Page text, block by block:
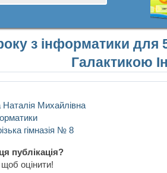
з інформатики для
Галактикою
Наталія Михайлівна
гімназія № 8
публікація?
щоб оцінити!